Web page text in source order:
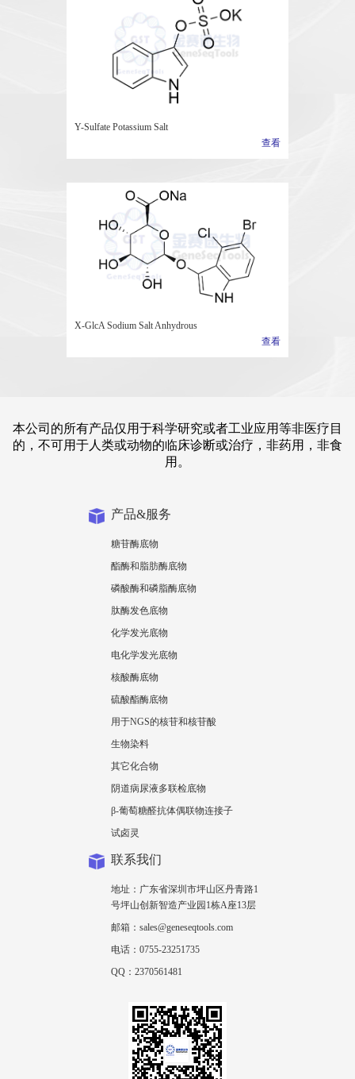
Y-Sulfate Potassium Salt
查看
X-GlcA Sodium Salt Anhydrous
查看
本公司的所有产品仅用于科学研究或者工业应用等非医疗目
的，不可用于人类或动物的临床诊断或治疗，非药用，非食
用。
产品&服务
糖苷酶底物
酯酶和脂肪酶底物
磷酸酶和磷脂酶底物
肽酶发色底物
化学发光底物
电化学发光底物
核酸酶底物
硫酸酯酶底物
用于NGS的核苷和核苷酸
生物染料
其它化合物
阴道病尿液多联检底物
β-葡萄糖醛抗体偶联物连接子
试卤灵
联系我们
地址：广东省深圳市坪山区丹青路1
号坪山创新智造产业园1栋A座13层
邮箱：sales@geneseqtools.com
电话：0755-23251735
QQ：2370561481